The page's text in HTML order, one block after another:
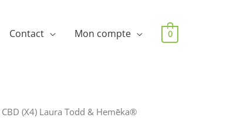
Contact Mon compte 0
(X4) Laura Todd & Hemēka®